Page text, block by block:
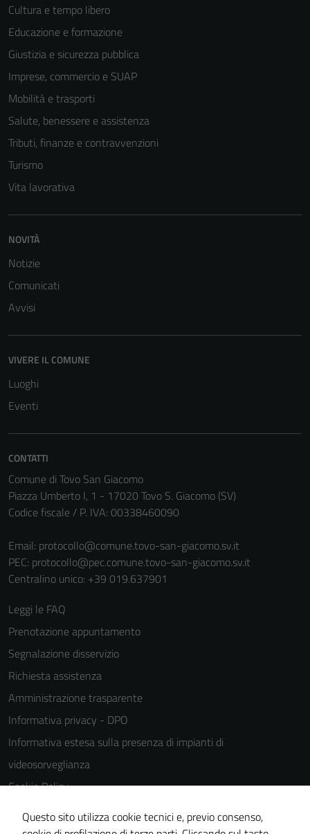
Cultura e tempo libero
Educazione e formazione
Giustizia e sicurezza pubblica
Imprese, commercio e SUAP
Mobilità e trasporti
Salute, benessere e assistenza
Tributi, finanze e contravvenzioni
Turismo
Vita lavorativa
NOVITÀ
Notizie
Comunicati
Avvisi
VIVERE IL COMUNE
Luoghi
Eventi
CONTATTI
Comune di Tovo San Giacomo
Piazza Umberto I, 1 - 17020 Tovo S. Giacomo (SV)
Codice fiscale / P. IVA: 00338460090
Email: protocollo@comune.tovo-san-giacomo.sv.it
PEC: protocollo@pec.comune.tovo-san-giacomo.sv.it
Centralino unico: +39 019.637901
Leggi le FAQ
Prenotazione appuntamento
Segnalazione disservizio
Richiesta assistenza
Amministrazione trasparente
Informativa privacy - DPO
Informativa estesa sulla presenza di impianti di
videosorveglianza
Cookie Policy
Dichiarazione di accessibilità
Questo sito utilizza cookie tecnici e, previo consenso,